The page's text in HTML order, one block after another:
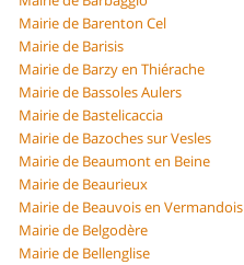
Mairie de Barenton Cel
Mairie de Barisis
Mairie de Barzy en Thiérache
Mairie de Bassoles Aulers
Mairie de Bastelicaccia
Mairie de Bazoches sur Vesles
Mairie de Beaumont en Beine
Mairie de Beaurieux
Mairie de Beauvois en Vermandois
Mairie de Belgodère
Mairie de Bellenglise